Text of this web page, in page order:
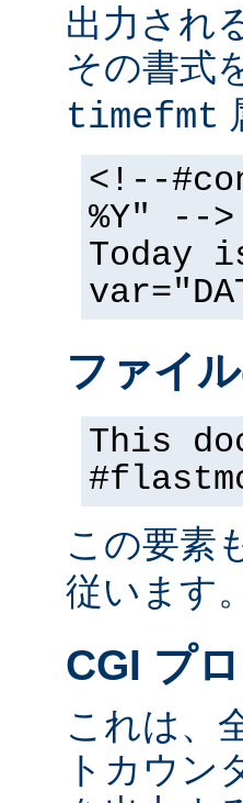
出力され
その書式
timefmt
<!--
%Y" -->
Today
ファイ
This
この要素
従います。
CGI プ
これは、
トカウン